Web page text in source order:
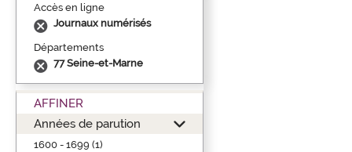
Accès en ligne
Journaux numérisés
Départements
77 Seine-et-Marne
AFFINER
Années de parution
1600 - 1699 (1)